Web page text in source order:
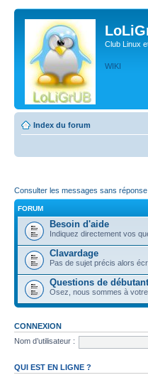
Club Linux
WIKI
Index du forum
Consulter les messages sans réponse
FORUM
Besoin d'aide
Indiquez directement vos
Clavardage
Pas de sujet précis alors
Questions de
Osez, nous sommes à
CONNEXION
Nom d’utilisateur :
QUI EST EN LIGNE ?